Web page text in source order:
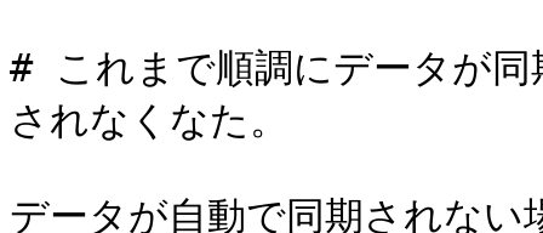
# これまで順調にデータが
されなくなた。
データが自動で同期されな